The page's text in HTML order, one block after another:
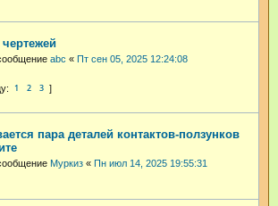
abc « Пт сен 05, 2025 12:24:08
1 2 3
пара деталей контактов-ползунков
Муркиз « Пн июл 14, 2025 19:55:31